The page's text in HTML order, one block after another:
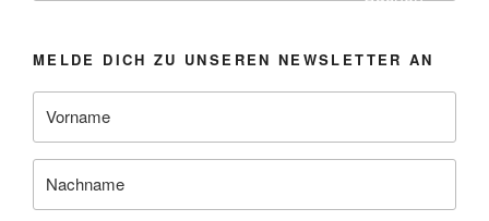
MELDE DICH ZU UNSEREN NEWSLETTER AN